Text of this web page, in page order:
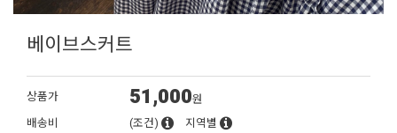
베이브스커트
상품가 51,000원
배송비
(조건) 지역별